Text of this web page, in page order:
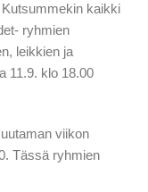
kaikki
ryhmien
leikkien ja
11.9. klo 18.00
viikon
Tässä ryhmien